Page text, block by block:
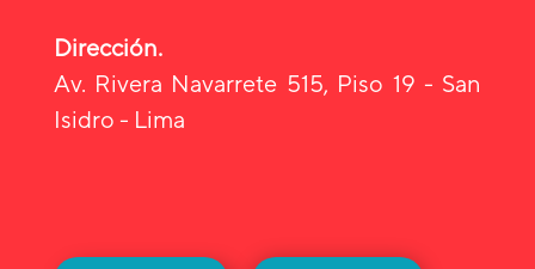
Dirección.
Av. Rivera Navarrete 515, Piso 19 - San
Isidro - Lima